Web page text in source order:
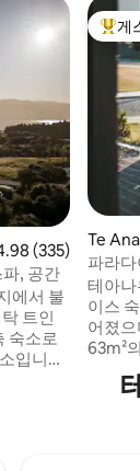
4.98점(5점 만점
(335)
, 공간
에서 불
트인
숙소로
입니다.
상위
게
Te
파라
테아
이스
어졌
63m²
는 이
전망